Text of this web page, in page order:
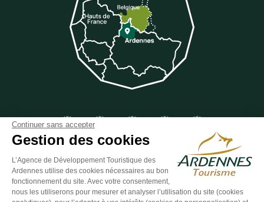
Suivez-nous sur Facebook
ESPACE GROUPES ESPACE PRESSE ESPACE PRO
Plan du site-Politique de confidentialité -Mentions légales -
Continuer sans accepter
Gestion des cookies
L’Agence de Développement Touristique des
Ardennes utilise des cookies nécessaires au bon
fonctionnement du site. Avec votre consentement,
nous les utiliserons pour mesurer et analyser l’utilisation du site (cookies